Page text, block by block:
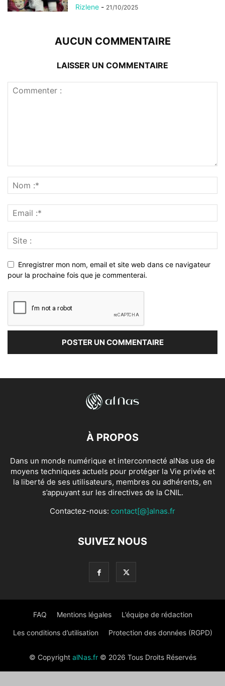
Rizlene - 21/10/2025
AUCUN COMMENTAIRE
LAISSER UN COMMENTAIRE
Enregistrer mon nom, email et site web dans ce navigateur
pour la prochaine fois que je commenterai.
À PROPOS
Dans un monde numérique et interconnecté alNas use de
moyens techniques actuels pour protéger la Vie privée et
la liberté de ses utilisateurs, membres ou adhérents, en
s’appuyant sur les directives de la CNIL.
Contactez-nous: contact[@]alnas.fr
SUIVEZ NOUS
FAQ Mentions légales L’équipe de rédaction
Les conditions d’utilisation Protection des données (RGPD)
© Copyright alNas.fr© 2026 Tous Droits Réservés